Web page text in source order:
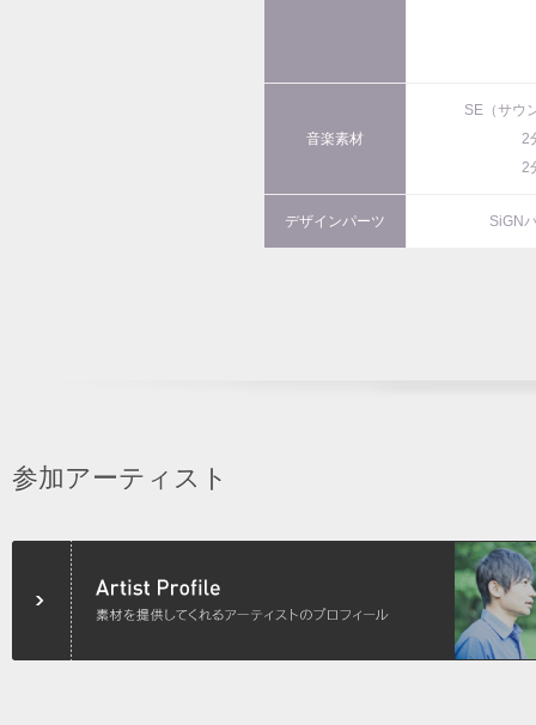
音楽素材
SE（サウ
2
2
デザインパーツ SiGN
参加アーティスト